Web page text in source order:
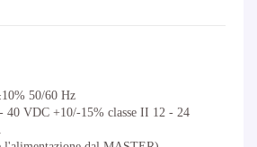
50/60 Hz
VDC +10/-15% classe II 12 - 24